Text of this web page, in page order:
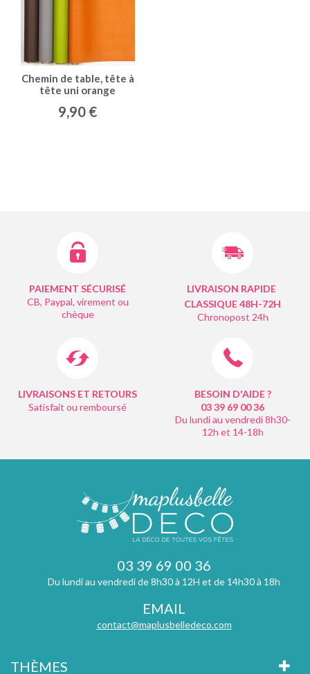
Chemin de table, tête à
tête uni orange
9,90 €
PAIEMENT SÉCURISÉ
CB, Paypal, virement ou
chèque
LIVRAISON RAPIDE
CLASSIQUE 48H-72H
Chronopost 24h
LIVRAISONS ET RETOURS
Satisfait ou remboursé
BESOIN D'AIDE ?
03 39 69 0036
Du lundi au vendredi 8h30-
12h et 14-18h
03 39 69 00 36
Du lundi au vendredi de 8h30 à 12H et de 14h30 à 18h
EMAIL
contact@maplusbelledeco.com
THÈMES